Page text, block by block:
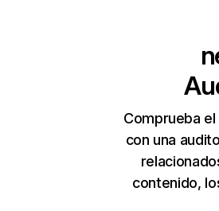
Comprueba
con una
contenido,